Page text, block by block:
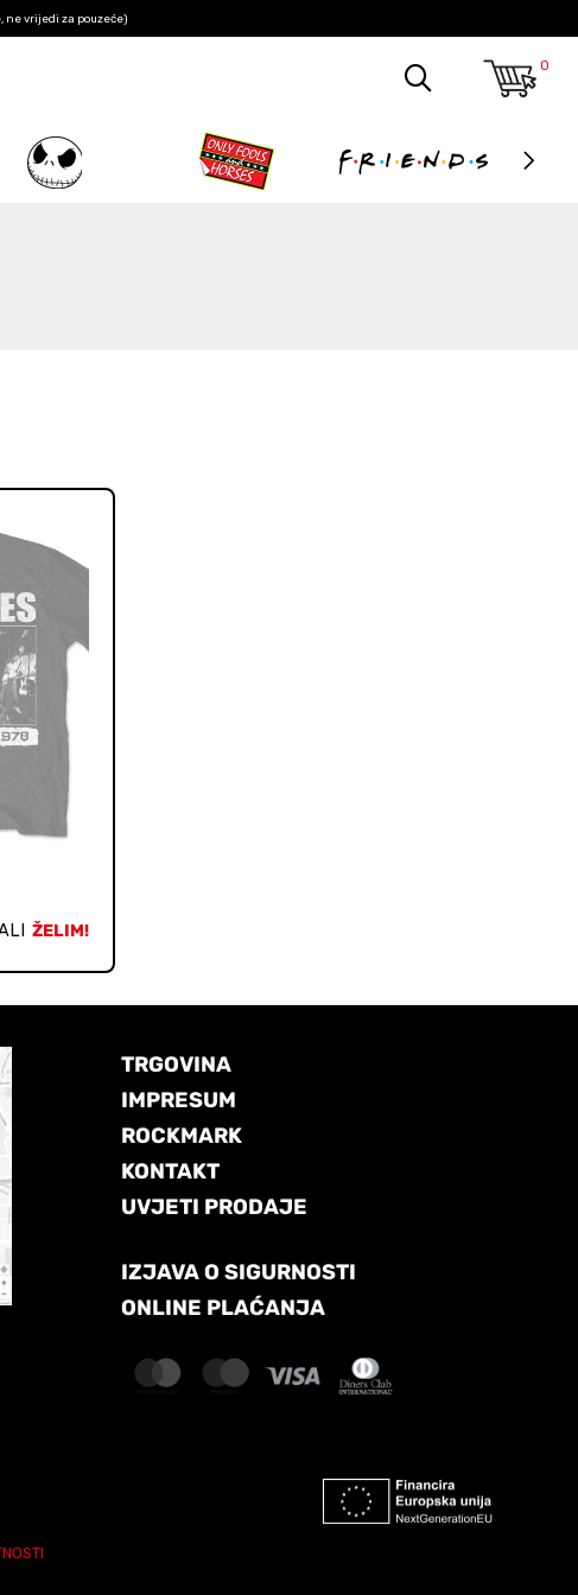
ne vrijedi za pouzeće)
0
ŽELIM!
TRGOVINA
IMPRESUM
ROCKMARK
KONTAKT
UVJETI PRODAJE
IZJAVA O SIGURNOSTI
ONLINE PLAĆANJA